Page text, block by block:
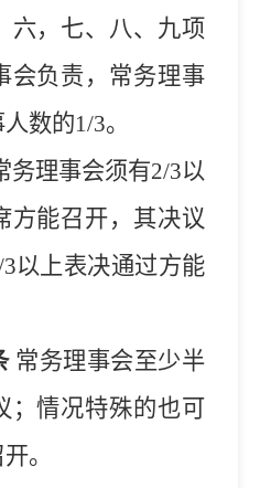
六，七、八、九项
会负责， 常务理事
数的1/3。
务理事会须有2/3以
方能召开，其决议
以上表决通过方能
常务理事会至少半
；情况特殊的也可
。